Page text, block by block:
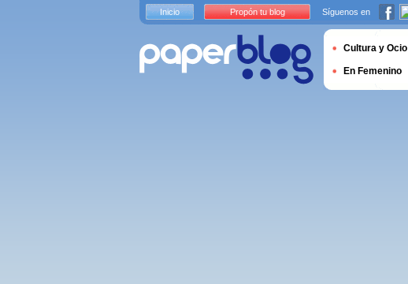
Inicio Propón tu blog Síguenos en
Cultura y Ocio
En Femenino